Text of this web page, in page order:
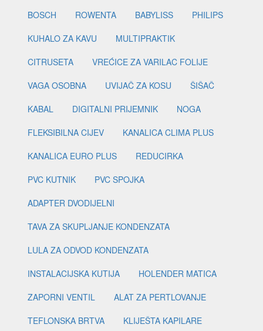
BOSCH ROWENTA BABYLISS
PHILIPS
KUHALO ZA KAVU
MULTIPRAKTIK
CITRUSETA
VREĆICE ZA VARILAC FOLIJE
VAGA OSOBNA
UVIJAČ ZA KOSU
ŠIŠAČ
KABAL
DIGITALNI PRIJEMNIK
NOGA
FLEKSIBILNA CIJEV
KANALICA CLIMA PLUS
KANALICA EURO PLUS
REDUCIRKA
PVC KUTNIK
PVC SPOJKA
ADAPTER DVODIJELNI
TAVA ZA SKUPLJANJE KONDENZATA
LULA ZA ODVOD KONDENZATA
INSTALACIJSKA KUTIJA
HOLENDER MATICA
ZAPORNI VENTIL
ALAT ZA PERTLOVANJE
TEFLONSKA BRTVA
KLIJEŠTA KAPILARE